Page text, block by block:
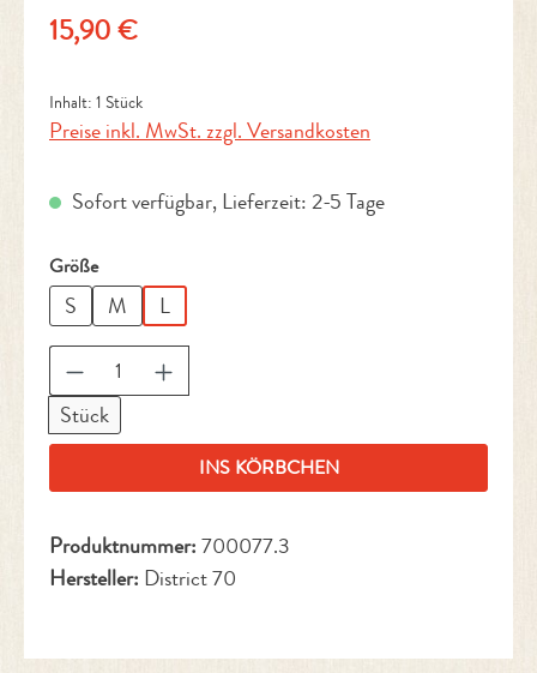
Regulärer Preis:
15,90 €
Inhalt: 1 Stück
Preise inkl. MwSt. zzgl. Versandkosten
Sofort verfügbar, Lieferzeit: 2-5 Tage
Größeauswählen
S M L
Produkt Anzahl: Gib den gewünschten Wert
Stück
INS KÖRBCHEN
Produktnummer:700077.3
Hersteller: District 70